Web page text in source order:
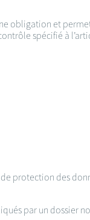
obligation et
spécifié à
protection des
par un dossier